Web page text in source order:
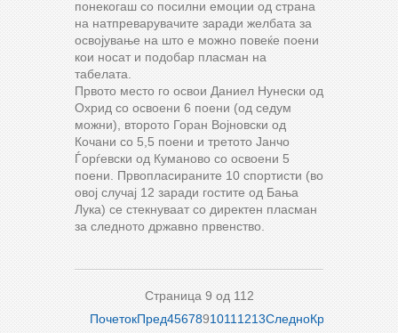
понекогаш со посилни емоции од страна
на натпреварувачите заради желбата за
освојување на што е можно повеќе поени
кои носат и подобар пласман на
табелата.
Првото место го освои Даниел Нунески од
Охрид со освоени 6 поени (од седум
можни), второто Горан Војновски од
Кочани со 5,5 поени и третото Јанчо
Ѓорѓевски од Куманово со освоени 5
поени. Првопласираните 10 спортисти (во
овој случај 12 заради гостите од Бања
Лука) се стекнуваат со директен пласман
за следното државно првенство.
Страница 9 од 112
ПочетокПред45678910111213СледноКрај